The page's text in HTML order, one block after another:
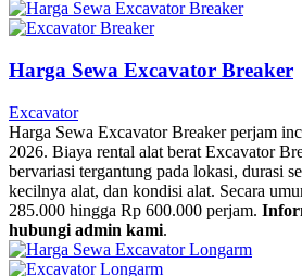
Harga Sewa Excavator Breaker
Excavator
Harga Sewa Excavator Breaker perjam
2026. Biaya rental alat berat Excavator
bervariasi tergantung pada lokasi, durasi
kecilnya alat, dan kondisi alat. Secara
285.000 hingga Rp 600.000 perjam.
hubungi admin kami.